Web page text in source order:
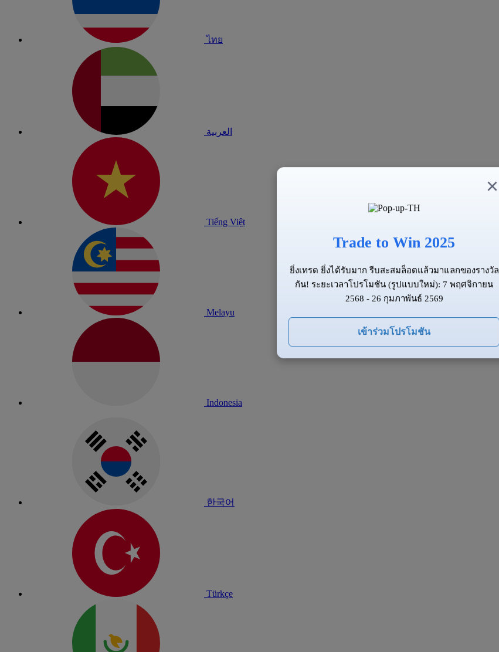
ไทย
العربية
Tiếng Việt
Melayu
Indonesia
한국어
Türkçe
×
Trade to Win 2025
ยิ่งเทรด ยิ่งได้รับมาก รีบสะสมล็อตแล้วมาแลกของรางวัล
กัน! ระยะเวลาโปรโมชัน (รูปแบบใหม่): 7 พฤศจิกายน
2568 - 26 กุมภาพันธ์ 2569
เข้าร่วมโปรโมชัน